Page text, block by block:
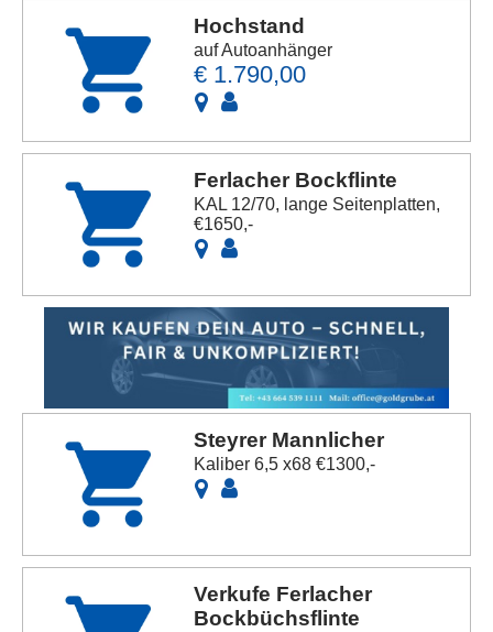
Hochstand
auf Autoanhänger
€ 1.790,00
Ferlacher Bockflinte
KAL 12/70, lange Seitenplatten,
€1650,-
Steyrer Mannlicher
Kaliber 6,5 x68 €1300,-
Verkufe Ferlacher
Bockbüchsflinte